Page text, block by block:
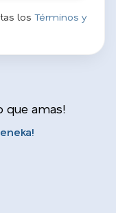
los Términos y
que amas!